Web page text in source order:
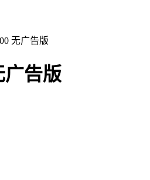
无广告版
广告版